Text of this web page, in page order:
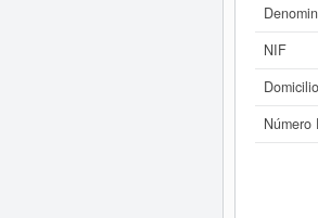
Si está
este
NIF
Número